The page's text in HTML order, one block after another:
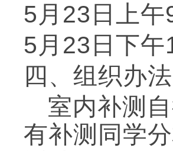
5月23日上
5月23日下
四、组织办法
室内补测
有补测同学